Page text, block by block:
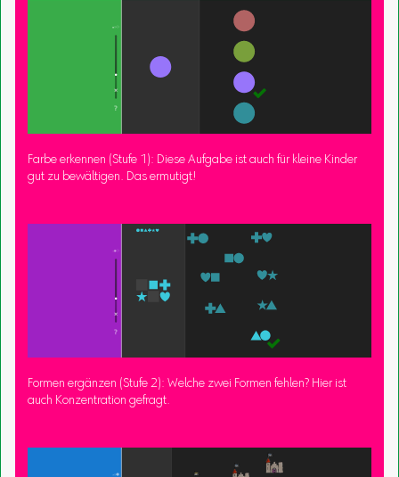
Farbe erkennen (Stufe 1): Diese Aufgabe ist auch für kleine Kinder
gut zu bewältigen. Das ermutigt!
Formen ergänzen (Stufe 2): Welche zwei Formen fehlen? Hier ist
auch Konzentration gefragt.